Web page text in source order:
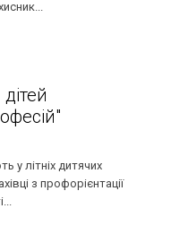
у літніх дитячих
з профорієнтації